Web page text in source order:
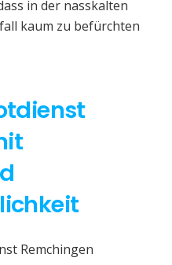
in der nasskalten
kaum zu befürchten
Remchingen